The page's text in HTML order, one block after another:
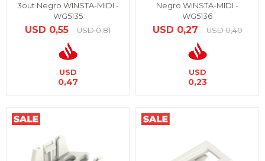
3out Negro WINSTA-MIDI -
WG5135
USD 0,55 USD 0,81
USD
0,47
Negro WINSTA-MIDI -
WG5136
USD 0,27 USD 0,40
USD
0,23